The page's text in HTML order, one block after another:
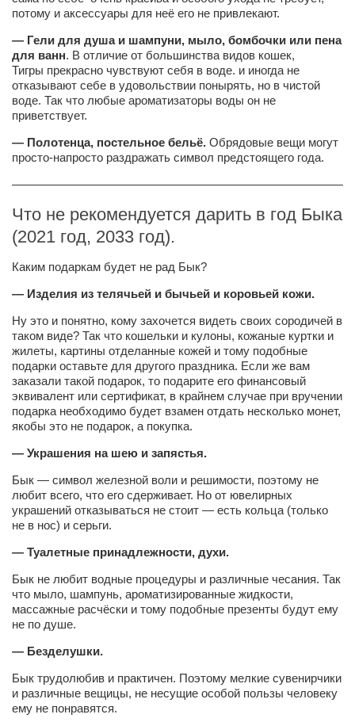
потому и аксессуары для неё его не привлекают.
— Гели для душа и шампуни, мыло, бомбочки или пена
для ванн. В отличие от большинства видов кошек,
Тигры прекрасно чувствуют себя в воде. и иногда не
отказывают себе в удовольствии понырять, но в чистой
воде. Так что любые ароматизаторы воды он не
приветствует.
— Полотенца, постельное бельё. Обрядовые вещи могут
просто-напросто раздражать символ предстоящего года.
Что не рекомендуется дарить в год Быка
(2021 год, 2033 год).
Каким подаркам будет не рад Бык?
— Изделия из телячьей и бычьей и коровьей кожи.
Ну это и понятно, кому захочется видеть своих сородичей в
таком виде? Так что кошельки и кулоны, кожаные куртки и
жилеты, картины отделанные кожей и тому подобные
подарки оставьте для другого праздника. Если же вам
заказали такой подарок, то подарите его финансовый
эквивалент или сертификат, в крайнем случае при вручении
подарка необходимо будет взамен отдать несколько монет,
якобы это не подарок, а покупка.
— Украшения на шею и запястья.
Бык — символ железной воли и решимости, поэтому не
любит всего, что его сдерживает. Но от ювелирных
украшений отказываться не стоит — есть кольца (только
не в нос) и серьги.
— Туалетные принадлежности, духи.
Бык не любит водные процедуры и различные чесания. Так
что мыло, шампунь, ароматизированные жидкости,
массажные расчёски и тому подобные презенты будут ему
не по душе.
— Безделушки.
Бык трудолюбив и практичен. Поэтому мелкие сувенирчики
и различные вещицы, не несущие особой пользы человеку
ему не понравятся.